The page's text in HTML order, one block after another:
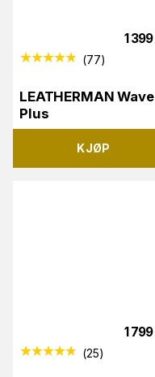
1 399
(77)
LEATHERMAN Wave
Plus
KJØP
1 799
(25)